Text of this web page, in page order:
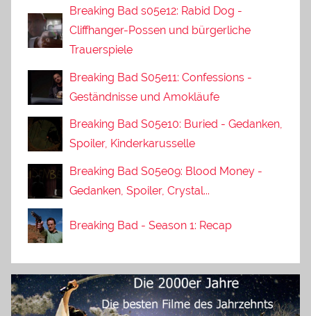
Breaking Bad s05e12: Rabid Dog -
Cliffhanger-Possen und bürgerliche
Trauerspiele
Breaking Bad S05e11: Confessions -
Geständnisse und Amokläufe
Breaking Bad S05e10: Buried - Gedanken,
Spoiler, Kinderkarusselle
Breaking Bad S05e09: Blood Money -
Gedanken, Spoiler, Crystal...
Breaking Bad - Season 1: Recap